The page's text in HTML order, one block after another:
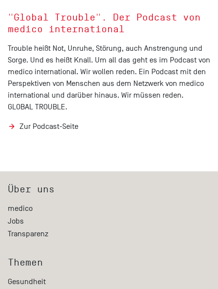
"Global Trouble". Der Podcast von
medico international
Trouble heißt Not, Unruhe, Störung, auch Anstrengung und
Sorge. Und es heißt Knall. Um all das geht es im Podcast von
medico international. Wir wollen reden. Ein Podcast mit den
Perspektiven von Menschen aus dem Netzwerk von medico
international und darüber hinaus. Wir müssen reden.
GLOBAL TROUBLE.
Zur Podcast-Seite
Über uns
medico
Jobs
Transparenz
Themen
Gesundheit